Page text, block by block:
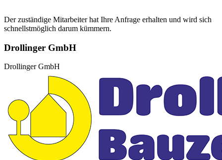
Der zuständige Mitarbeiter hat Ihre Anfrage erhalten und wird sich
schnellstmöglich darum kümmern.
Drollinger GmbH
Drollinger GmbH